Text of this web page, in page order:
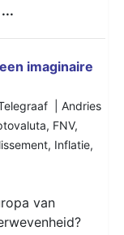
...
imaginaire
| Andries
, FNV,
, Inflatie,
van